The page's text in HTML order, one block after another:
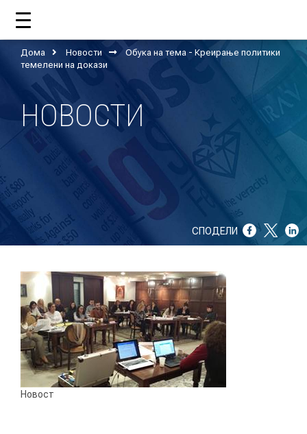
ДОМА
ЗА НАС
ШТО РАБОТИ ЦУП?
НАШИОТ ТИМ
НАШИ ПОДДРЖУВАЧИ
ГОДИШНИ ИЗВЕШТАИ
ИСО 9001
ЕВОЛВ
НОВОСТИ
ИСТРАЖУВАЊА
Дома Новости
Обука на тема - Креирање политики
темелени на докази
НОВОСТИ
СПОДЕЛИ
Новост